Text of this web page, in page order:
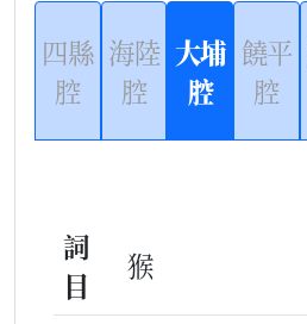
四縣
腔
海陸
腔
大埔
腔
饒平
腔
詞
目
猴